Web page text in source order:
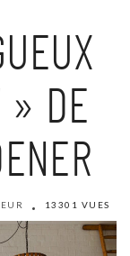
» DE
13301 VUES